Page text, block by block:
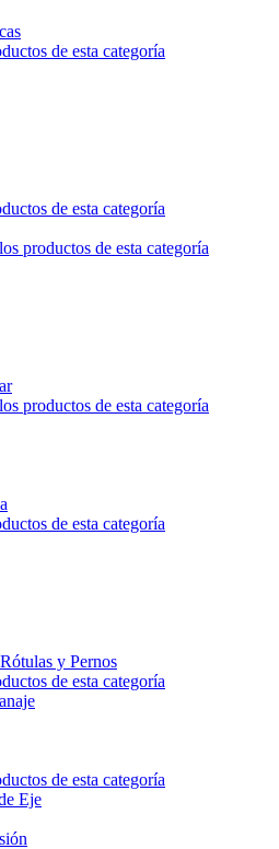
de esta categoría
de esta categoría
productos de esta categoría
productos de esta categoría
de esta categoría
y Pernos
de esta categoría
de esta categoría
Eje